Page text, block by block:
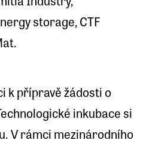
storage, CTF
k přípravě žádosti o
inkubace si
V rámci mezinárodního